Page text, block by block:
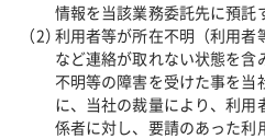
情報を当該業務委託先に預託
利用者等が所在不明（利用者
など連絡が取れない状態を含
不明等の障害を受けた事を当
に、当社の裁量により、利用
係者に対し、要請のあった利